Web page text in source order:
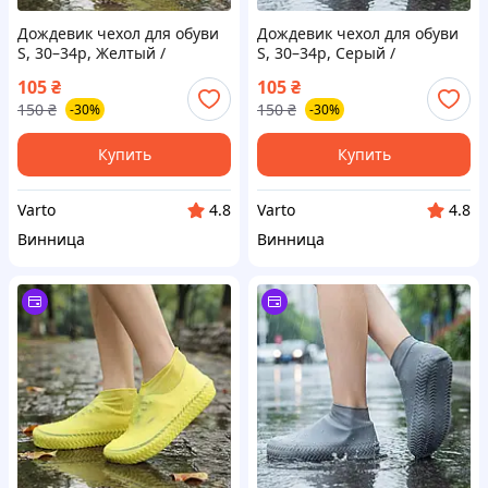
Дождевик чехол для обуви
S, 30–34р, Желтый /
силиконовые чехлы на
обувь / Антискользящая
защита обуви от воды
105₴
150 ₴ -30%
Купить
Varto
4.8
Винница
Дождевик чехол для обуви
S, 30–34р, Серый /
силиконовые чехлы на
обувь / Антискользящая
защита обуви от воды
105₴
150 ₴ -30%
Купить
Varto
4.8
Винница